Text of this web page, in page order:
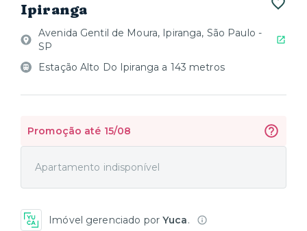
Ipiranga
Avenida Gentil de Moura, Ipiranga, São Paulo -
SP
Estação Alto Do Ipiranga a 143 metros
Promoção até 15/08
Apartamento indisponível
Imóvel gerenciado porYuca.